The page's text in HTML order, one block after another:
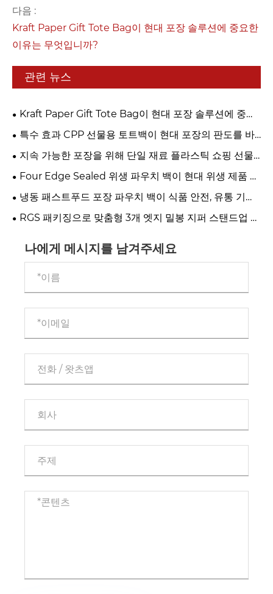
다음 :
Kraft Paper Gift Tote Bag이 현대 포장 솔루션에 중요한
이유는 무엇입니까?
관련 뉴스
Kraft Paper Gift Tote Bag이 현대 포장 솔루션에 중요
한 이유는 무엇입니까?
특수 효과 CPP 선물용 토트백이 현대 포장의 판도를 바
꾸는 이유는 무엇입니까?
지속 가능한 포장을 위해 단일 재료 플라스틱 쇼핑 선물
토트백을 선택하는 이유는 무엇입니까?
Four Edge Sealed 위생 파우치 백이 현대 위생 제품 포
장을 위한 최고의 선택이 되는 이유
냉동 패스트푸드 포장 파우치 백이 식품 안전, 유통 기한
및 브랜드 가치를 어떻게 향상시킬 수 있습니까?
RGS 패키징으로 맞춤형 3개 엣지 밀봉 지퍼 스탠드업 파
나에게 메시지를 남겨주세요